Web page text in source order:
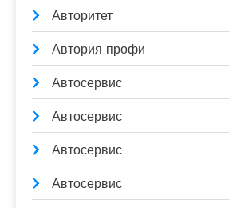
Авторитет
Автория-профи
Автосервис
Автосервис
Автосервис
Автосервис